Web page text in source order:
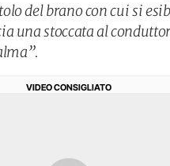
del brano con cui si
una stoccata al
VIDEO CONSIGLIATO